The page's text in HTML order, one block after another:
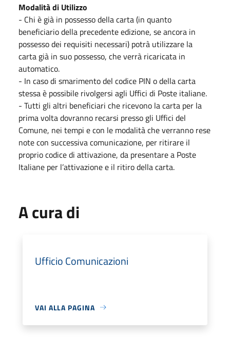
Modalità di Utilizzo
- Chi è già in possesso della carta (in quanto
beneficiario della precedente edizione, se ancora in
possesso dei requisiti necessari) potrà utilizzare la
carta già in suo possesso, che verrà ricaricata in
automatico.
- In caso di smarimento del codice PIN o della carta
stessa è possibile rivolgersi agli Uffici di Poste italiane.
- Tutti gli altri beneficiari che ricevono la carta per la
prima volta dovranno recarsi presso gli Uffici del
Comune, nei tempi e con le modalità che verranno rese
note con successiva comunicazione, per ritirare il
proprio codice di attivazione, da presentare a Poste
Italiane per l’attivazione e il ritiro della carta.
A cura di
Ufficio Comunicazioni
VAI ALLA PAGINA